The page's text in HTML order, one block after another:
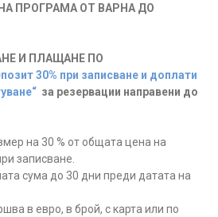
ПРОГРАМА ОТ ВАРНА ДО
И ПЛАЩАНЕ ПО
30% при записване и доплати
за резервации направени до
на 30 % от общата цена на
записване.
сума до 30 дни преди датата на
в евро, в брой, с карта или по